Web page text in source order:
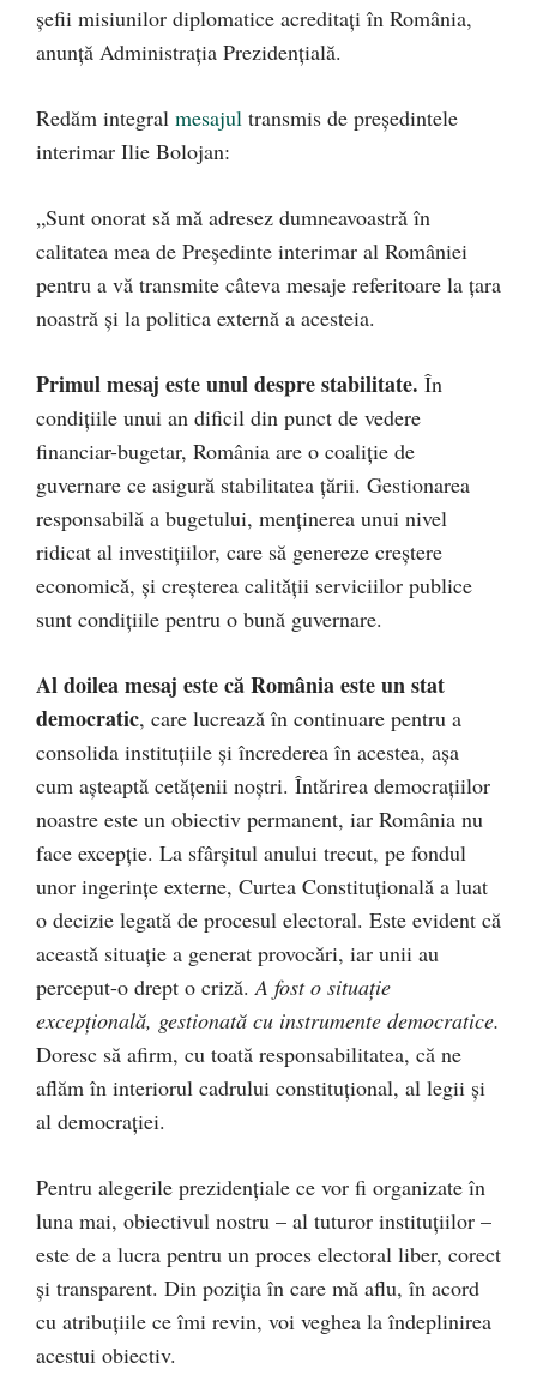
șefii misiunilor diplomatice acreditați în România,
anunță Administrația Prezidențială.
Redăm integral mesajul transmis de președintele
interimar Ilie Bolojan:
„Sunt onorat să mă adresez dumneavoastră în
calitatea mea de Președinte interimar al României
pentru a vă transmite câteva mesaje referitoare la țara
noastră și la politica externă a acesteia.
Primul mesaj este unul despre stabilitate. În
condițiile unui an dificil din punct de vedere
financiar-bugetar, România are o coaliție de
guvernare ce asigură stabilitatea țării. Gestionarea
responsabilă a bugetului, menținerea unui nivel
ridicat al investițiilor, care să genereze creștere
economică, și creșterea calității serviciilor publice
sunt condițiile pentru o bună guvernare.
Al doilea mesaj este că România este un stat
democratic, care lucrează în continuare pentru a
consolida instituțiile și încrederea în acestea, așa
cum așteaptă cetățenii noștri. Întărirea democrațiilor
noastre este un obiectiv permanent, iar România nu
face excepție. La sfârșitul anului trecut, pe fondul
unor ingerințe externe, Curtea Constituțională a luat
o decizie legată de procesul electoral. Este evident că
această situație a generat provocări, iar unii au
perceput-o drept o criză. A fost o situație
excepțională, gestionată cu instrumente democratice.
Doresc să afirm, cu toată responsabilitatea, că ne
aflăm în interiorul cadrului constituțional, al legii și
al democrației.
Pentru alegerile prezidențiale ce vor fi organizate în
luna mai, obiectivul nostru – al tuturor instituțiilor –
este de a lucra pentru un proces electoral liber, corect
și transparent. Din poziția în care mă aflu, în acord
cu atribuțiile ce îmi revin, voi veghea la îndeplinirea
acestui obiectiv.